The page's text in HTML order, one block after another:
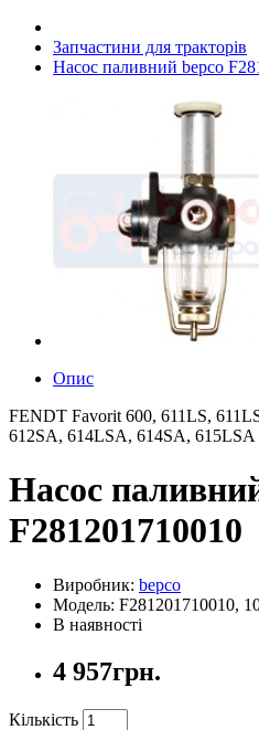
Запчастини для тракторів
Насос паливний bepco
Опис
FENDT Favorit 600, 611LS,
612SA, 614LSA, 614SA, 615LSA
Насос
F281201710010
Виробник: bepco
Модель: F281201710010,
В наявності
4 957грн.
Кількість